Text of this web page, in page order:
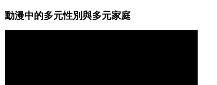
動漫中的多元性別與多元家庭